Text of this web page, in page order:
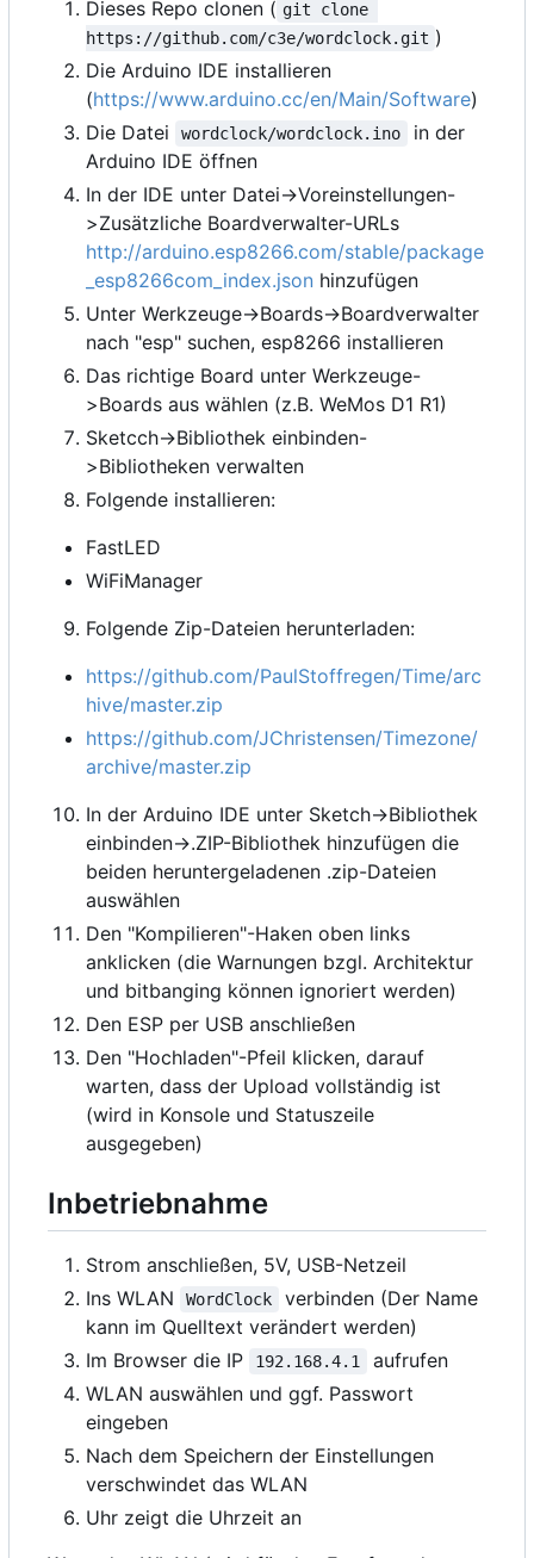
Dieses Repo clonen ( git clone
https://github.com/c3e/wordclock.git )
Die Arduino IDE installieren
(https://www.arduino.cc/en/Main/Software)
Die Datei
wordclock/wordclock.ino
in der
Arduino IDE öffnen
In der IDE unter Datei->Voreinstellungen-
>Zusätzliche Boardverwalter-URLs
http://arduino.esp8266.com/stable/package
_esp8266com_index.json hinzufügen
Unter Werkzeuge->Boards->Boardverwalter
nach "esp" suchen, esp8266 installieren
Das richtige Board unter Werkzeuge-
>Boards aus wählen (z.B. WeMos D1 R1)
Sketcch->Bibliothek einbinden-
>Bibliotheken verwalten
Folgende installieren:
FastLED
WiFiManager
Folgende Zip-Dateien herunterladen:
https://github.com/PaulStoffregen/Time/arc
hive/master.zip
https://github.com/JChristensen/Timezone/
archive/master.zip
In der Arduino IDE unter Sketch->Bibliothek
einbinden->.ZIP-Bibliothek hinzufügen die
beiden heruntergeladenen .zip-Dateien
auswählen
Den "Kompilieren"-Haken oben links
anklicken (die Warnungen bzgl. Architektur
und bitbanging können ignoriert werden)
Den ESP per USB anschließen
Den "Hochladen"-Pfeil klicken, darauf
warten, dass der Upload vollständig ist
(wird in Konsole und Statuszeile
ausgegeben)
Inbetriebnahme
Strom anschließen, 5V, USB-Netzeil
Ins WLAN
WordClock
verbinden (Der Name
kann im Quelltext verändert werden)
Im Browser die IP
192.168.4.1
aufrufen
WLAN auswählen und ggf. Passwort
eingeben
Nach dem Speichern der Einstellungen
verschwindet das WLAN
Uhr zeigt die Uhrzeit an